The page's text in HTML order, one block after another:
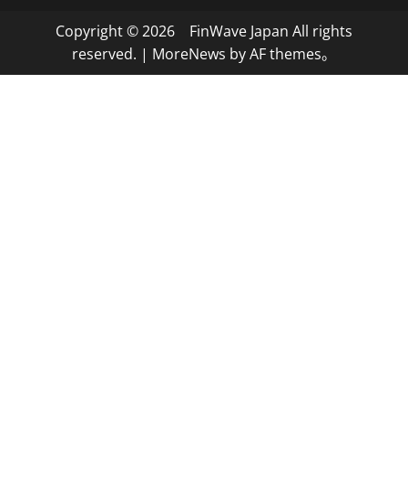
Copyright © 2026 FinWave Japan All rights
reserved. | MoreNews by AF themes。